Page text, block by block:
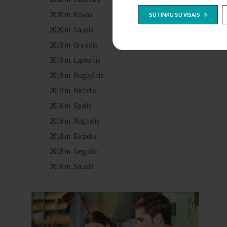
SUTINKU SU VISAIS
2020 m. Kovas
2020 m. Sausis
2019 m. Gruodis
2019 m. Lapkritis
2019 m. Rugpjūtis
2019 m. Birželis
2018 m. Spalis
2018 m. Rugsėjis
2018 m. Birželis
2018 m. Gegužė
2018 m. Sausis